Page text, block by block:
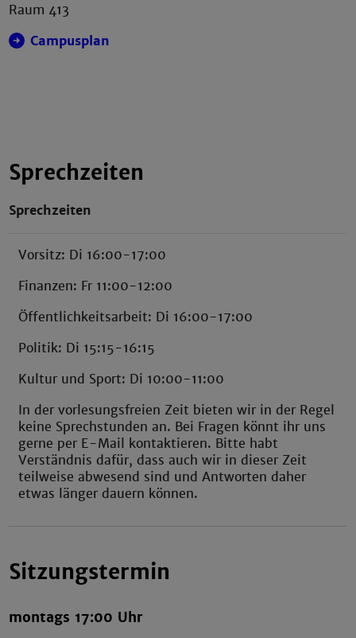
Raum 413
Campusplan
Sprechzeiten
Sprechzeiten
Vorsitz: Di 16:00-17:00
Finanzen: Fr 11:00-12:00
Öffentlichkeitsarbeit: Di 16:00-17:00
Politik: Di 15:15-16:15
Kultur und Sport: Di 10:00-11:00
In der vorlesungsfreien Zeit bieten wir in der Regel
keine Sprechstunden an. Bei Fragen könnt ihr uns
gerne per E-Mail kontaktieren. Bitte habt
Verständnis dafür, dass auch wir in dieser Zeit
teilweise abwesend sind und Antworten daher
etwas länger dauern können.
Sitzungstermin
montags 17:00 Uhr